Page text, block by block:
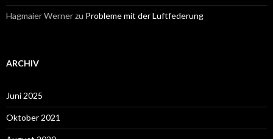
Hagmaier Wernerzu Probleme mit der Luftfederung
ARCHIV
Juni 2025
Oktober 2021